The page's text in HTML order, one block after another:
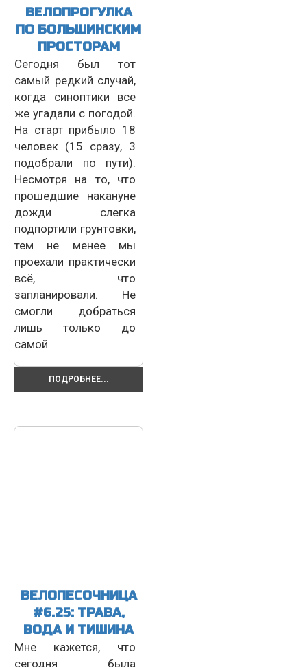
ВЕЛОПРОГУЛКА
ПО БОЛЬШИНСКИМ
ПРОСТОРАМ
Сегодня был тот
самый редкий случай,
когда синоптики все
же угадали с погодой.
На старт прибыло 18
человек (15 сразу, 3
подобрали по пути).
Несмотря на то, что
прошедшие накануне
дожди слегка
подпортили грунтовки,
тем не менее мы
проехали практически
всё, что
запланировали. Не
смогли добраться
лишь только до
самой
ПОДРОБНЕЕ...
ВЕЛОПЕСОЧНИЦА
#6.25: ТРАВА,
ВОДА И ТИШИНА
Мне кажется, что
сегодня была